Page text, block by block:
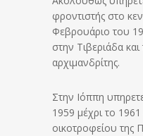
φροντιστής στο
Φεβρουάριο του
στην Τιβεριάδα
αρχιμανδρίτης.
Στην Ιόππη
1959 μέχρι το 1961
οικοτροφείου της